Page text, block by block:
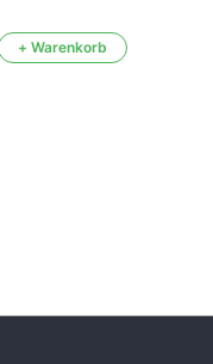
+ Warenkorb